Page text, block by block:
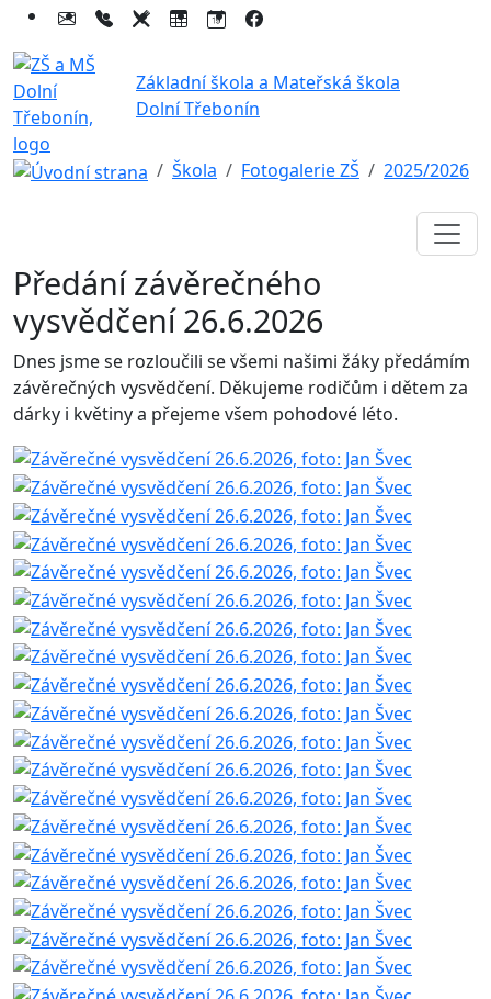
Základní škola a Mateřská škola
Dolní Třebonín
Škola Fotogalerie ZŠ 2025/2026
Předání závěrečného
vysvědčení 26.6.2026
Dnes jsme se rozloučili se všemi našimi žáky předámím
závěrečných vysvědčení. Děkujeme rodičům i dětem za
dárky i květiny a přejeme všem pohodové léto.